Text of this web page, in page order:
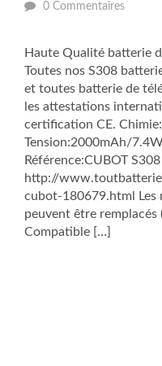
0 Commentaires
Haute Qualité batterie
Toutes nos S308
et toutes batterie de
les attestations
certification CE.
Tension:2000mAh/
Référence:CUBOT
http://
cubot-180679.html Les
peuvent être remplacés
Compatible […]